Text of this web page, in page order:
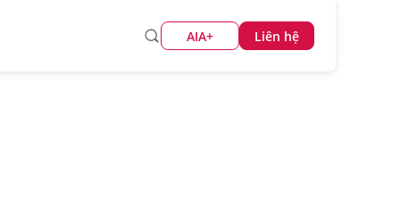
AIA+ Liên hệ